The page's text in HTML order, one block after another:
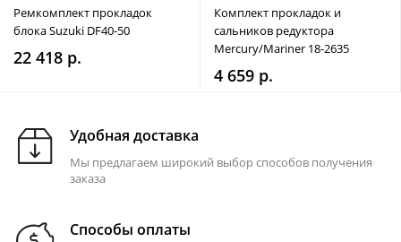
Ремкомплект прокладок
блока Suzuki DF40-50
22 418 р.
Комплект прокладок и
сальников редуктора
Mercury/Mariner 18-2635
4 659 р.
Удобная доставка
Мы предлагаем широкий выбор способов получения
заказа
Способы оплаты